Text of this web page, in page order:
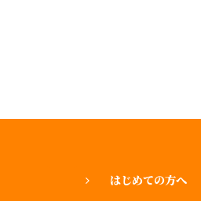
はじめての方へ